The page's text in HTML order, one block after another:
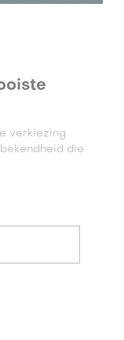
verkiezing
die